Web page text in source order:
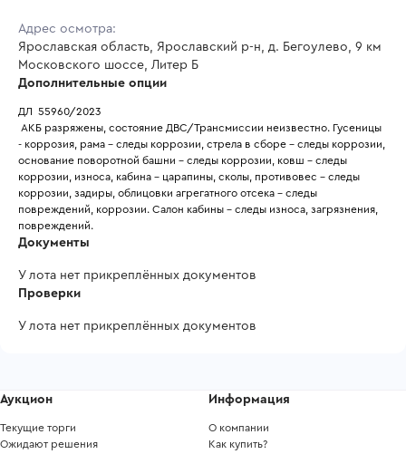
Адрес осмотра:
Ярославская область, Ярославский р-н, д. Бегоулево, 9 км
Московского шоссе, Литер Б
Дополнительные опции
ДЛ  55960/2023
- коррозия, рама - следы коррозии, стрела в сборе - следы коррозии,
основание поворотной башни - следы коррозии, ковш - следы
коррозии, износа, кабина - царапины, сколы, противовес - следы
коррозии, задиры, облицовки агрегатного отсека - следы
повреждений, коррозии. Салон кабины - следы износа, загрязнения,
повреждений.
Документы
У лота нет прикреплённых документов
Проверки
У лота нет прикреплённых документов
Аукцион
Текущие торги
Ожидают решения
Информация
О компании
Как купить?